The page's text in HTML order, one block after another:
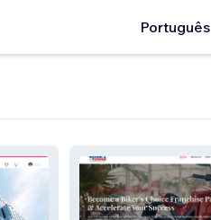
Português